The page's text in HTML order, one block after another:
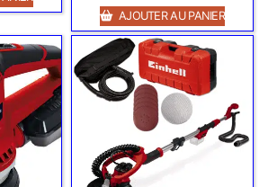
AJOUTER AU PANIER